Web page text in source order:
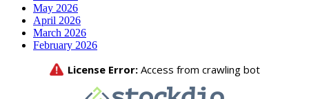
May 2026
April 2026
March 2026
February 2026